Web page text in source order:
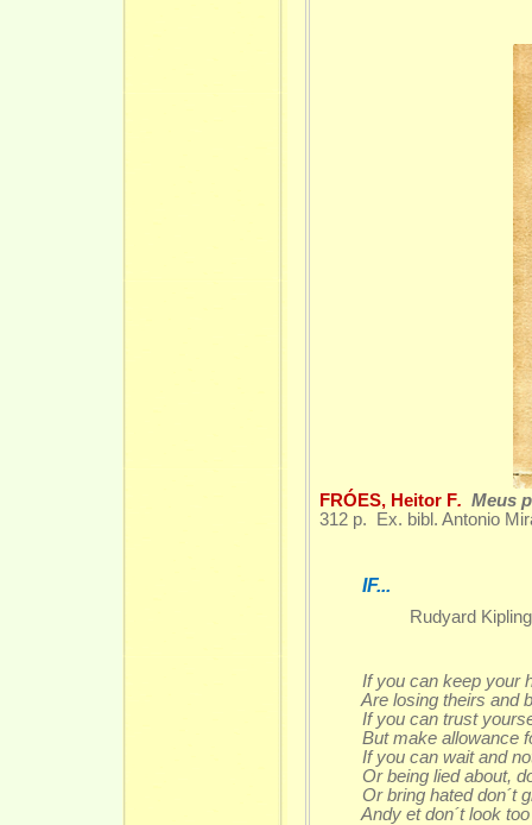
FRÓES, Heitor F. Meus
312 p. Ex. bibl. Antonio
IF...
Rudyard Kipling
If you can keep your
Are losing theirs and
If you can trust
But make allowance
If you can wait and not
Or being lied about,
Or bring hated don´t
Andy et don´t look too